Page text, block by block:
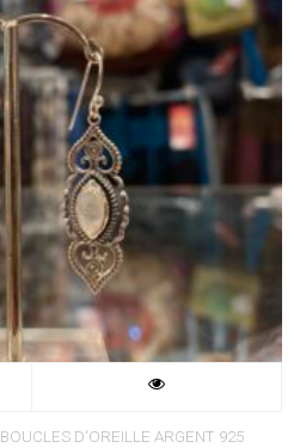
BOUCLES D'OREILLE ARGENT 925